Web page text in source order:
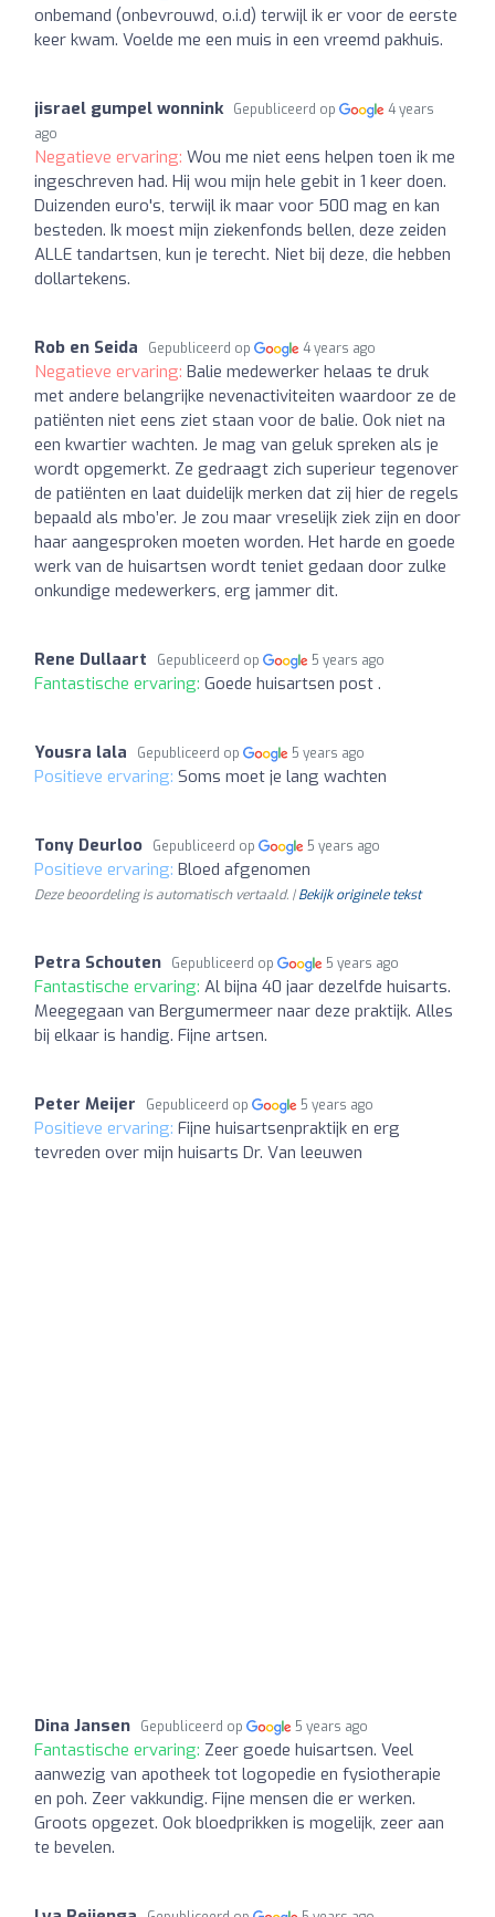
onbemand (onbevrouwd, o.i.d) terwijl ik er voor de eerste
keer kwam. Voelde me een muis in een vreemd pakhuis.
jisrael gumpel wonnink Gepubliceerd op
4 years
ago
Negatieve ervaring: Wou me niet eens helpen toen ik me
ingeschreven had. Hij wou mijn hele gebit in 1 keer doen.
Duizenden euro's, terwijl ik maar voor 500 mag en kan
besteden. Ik moest mijn ziekenfonds bellen, deze zeiden
ALLE tandartsen, kun je terecht. Niet bij deze, die hebben
dollartekens.
Rob en Seida Gepubliceerd op 4 years ago
Negatieve ervaring: Balie medewerker helaas te druk
met andere belangrijke nevenactiviteiten waardoor ze de
patiënten niet eens ziet staan voor de balie. Ook niet na
een kwartier wachten. Je mag van geluk spreken als je
wordt opgemerkt. Ze gedraagt zich superieur tegenover
de patiënten en laat duidelijk merken dat zij hier de regels
bepaald als mbo’er. Je zou maar vreselijk ziek zijn en door
haar aangesproken moeten worden. Het harde en goede
werk van de huisartsen wordt teniet gedaan door zulke
onkundige medewerkers, erg jammer dit.
Rene Dullaart Gepubliceerd op 5 years ago
Fantastische ervaring: Goede huisartsen post .
Yousra lala Gepubliceerd op 5 years ago
Positieve ervaring: Soms moet je lang wachten
Tony Deurloo Gepubliceerd op 5 years ago
Positieve ervaring: Bloed afgenomen
Deze beoordeling is automatisch vertaald. |Bekijk originele tekst
Petra Schouten Gepubliceerd op 5 years ago
Fantastische ervaring: Al bijna 40 jaar dezelfde huisarts.
Meegegaan van Bergumermeer naar deze praktijk. Alles
bij elkaar is handig. Fijne artsen.
Peter Meijer Gepubliceerd op 5 years ago
Positieve ervaring: Fijne huisartsenpraktijk en erg
tevreden over mijn huisarts Dr. Van leeuwen
Dina Jansen Gepubliceerd op 5 years ago
Fantastische ervaring: Zeer goede huisartsen. Veel
aanwezig van apotheek tot logopedie en fysiotherapie
en poh. Zeer vakkundig. Fijne mensen die er werken.
Groots opgezet. Ook bloedprikken is mogelijk, zeer aan
te bevelen.